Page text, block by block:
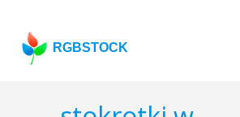
RGBSTOCK